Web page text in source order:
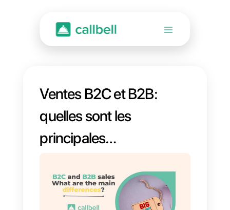
Ventes B2C et B2B:
quelles sont les
principales
différences?